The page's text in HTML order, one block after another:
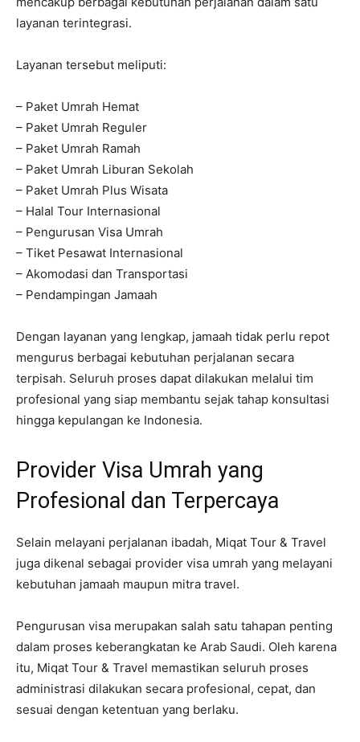
layanan terintegrasi.
Layanan tersebut meliputi:
– Paket Umrah Hemat
– Paket Umrah Reguler
– Paket Umrah Ramah
– Paket Umrah Liburan Sekolah
– Paket Umrah Plus Wisata
– Halal Tour Internasional
– Pengurusan Visa Umrah
– Tiket Pesawat Internasional
– Akomodasi dan Transportasi
– Pendampingan Jamaah
Dengan layanan yang lengkap, jamaah tidak perlu repot
mengurus berbagai kebutuhan perjalanan secara
terpisah. Seluruh proses dapat dilakukan melalui tim
profesional yang siap membantu sejak tahap konsultasi
hingga kepulangan ke Indonesia.
Provider Visa Umrah yang
Profesional dan Terpercaya
Selain melayani perjalanan ibadah, Miqat Tour & Travel
juga dikenal sebagai provider visa umrah yang melayani
kebutuhan jamaah maupun mitra travel.
Pengurusan visa merupakan salah satu tahapan penting
dalam proses keberangkatan ke Arab Saudi. Oleh karena
itu, Miqat Tour & Travel memastikan seluruh proses
administrasi dilakukan secara profesional, cepat, dan
sesuai dengan ketentuan yang berlaku.